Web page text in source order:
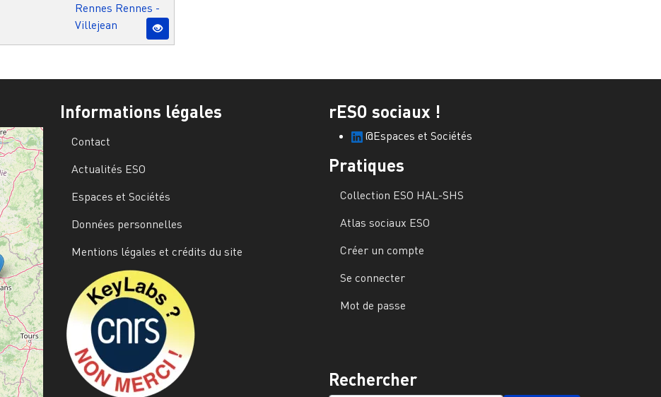
Rennes Rennes -
Villejean
Informations légales
Contact
Actualités ESO
Espaces et Sociétés
Données personnelles
Mentions légales et crédits du site
rESO sociaux !
@Espaces et Sociétés
Pratiques
Collection ESO HAL-SHS
Atlas sociaux ESO
Créer un compte
Se connecter
Mot de passe
Rechercher